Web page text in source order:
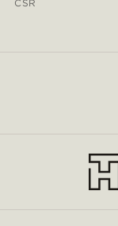
CSR